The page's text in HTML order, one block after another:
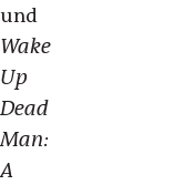
und
Wake
Up
Dead
Man:
A